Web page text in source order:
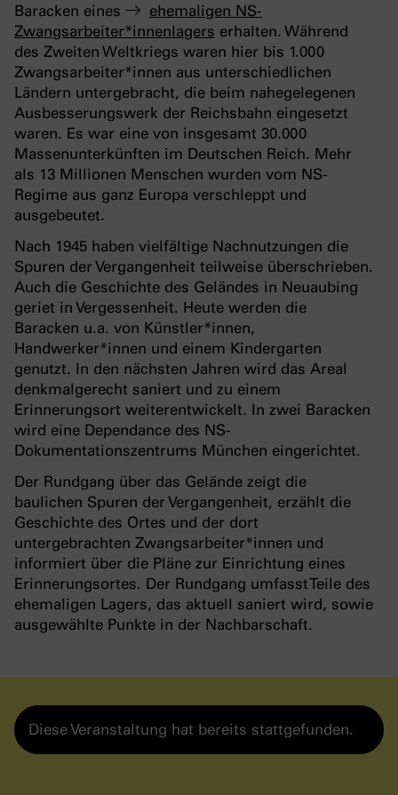
Baracken eines
ehemaligen NS-
Zwangsarbeiter*innenlagers erhalten. Während
des Zweiten Weltkriegs waren hier bis 1.000
Zwangsarbeiter*innen aus unterschiedlichen
Ländern untergebracht, die beim nahegelegenen
Ausbesserungswerk der Reichsbahn eingesetzt
waren. Es war eine von insgesamt 30.000
Massenunterkünften im Deutschen Reich. Mehr
als 13 Millionen Menschen wurden vom NS-
Regime aus ganz Europa verschleppt und
ausgebeutet.
Nach 1945 haben vielfältige Nachnutzungen die
Spuren der Vergangenheit teilweise überschrieben.
Auch die Geschichte des Geländes in Neuaubing
geriet in Vergessenheit. Heute werden die
Baracken u.a. von Künstler*innen,
Handwerker*innen und einem Kindergarten
genutzt. In den nächsten Jahren wird das Areal
denkmalgerecht saniert und zu einem
Erinnerungsort weiterentwickelt. In zwei Baracken
wird eine Dependance des NS-
Dokumentationszentrums München eingerichtet.
Der Rundgang über das Gelände zeigt die
baulichen Spuren der Vergangenheit, erzählt die
Geschichte des Ortes und der dort
untergebrachten Zwangsarbeiter*innen und
informiert über die Pläne zur Einrichtung eines
Erinnerungsortes. Der Rundgang umfasst Teile des
ehemaligen Lagers, das aktuell saniert wird, sowie
ausgewählte Punkte in der Nachbarschaft.
Diese Veranstaltung hat bereits stattgefunden.